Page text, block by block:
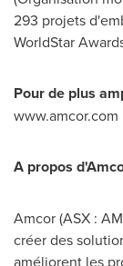
293 projets
WorldStar
Pour de plus
www.amcor.com
A propos
Amcor (ASX :
créer des
améliorent les